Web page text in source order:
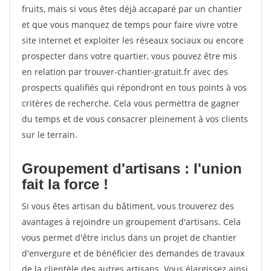
fruits, mais si vous êtes déjà accaparé par un chantier
et que vous manquez de temps pour faire vivre votre
site internet et exploiter les réseaux sociaux ou encore
prospecter dans votre quartier, vous pouvez être mis
en relation par trouver-chantier-gratuit.fr avec des
prospects qualifiés qui répondront en tous points à vos
critères de recherche. Cela vous permettra de gagner
du temps et de vous consacrer pleinement à vos clients
sur le terrain.
Groupement d'artisans : l'union
fait la force !
Si vous êtes artisan du bâtiment, vous trouverez des
avantages à rejoindre un groupement d'artisans. Cela
vous permet d'être inclus dans un projet de chantier
d'envergure et de bénéficier des demandes de travaux